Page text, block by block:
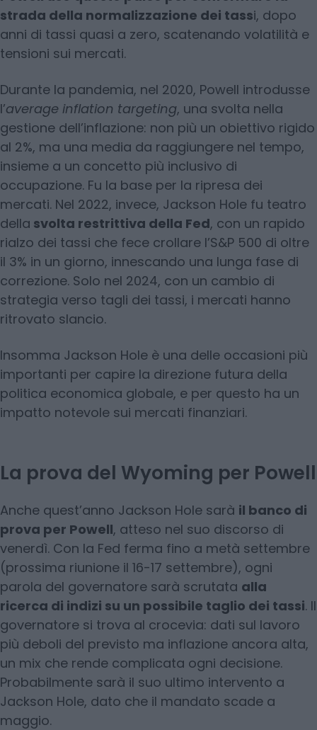
strada della normalizzazione dei tassi, dopo
anni di tassi quasi a zero, scatenando volatilità e
tensioni sui mercati.
Durante la pandemia, nel 2020, Powell introdusse
l’average inflation targeting, una svolta nella
gestione dell’inflazione: non più un obiettivo rigido
al 2%, ma una media da raggiungere nel tempo,
insieme a un concetto più inclusivo di
occupazione. Fu la base per la ripresa dei
mercati. Nel 2022, invece, Jackson Hole fu teatro
della svolta restrittiva della Fed, con un rapido
rialzo dei tassi che fece crollare l’S&P 500 di oltre
il 3% in un giorno, innescando una lunga fase di
correzione. Solo nel 2024, con un cambio di
strategia verso tagli dei tassi, i mercati hanno
ritrovato slancio.
Insomma Jackson Hole è una delle occasioni più
importanti per capire la direzione futura della
politica economica globale, e per questo ha un
impatto notevole sui mercati finanziari.
La prova del Wyoming per Powell
Anche quest’anno Jackson Hole sarà il banco di
prova per Powell, atteso nel suo discorso di
venerdì. Con la Fed ferma fino a metà settembre
(prossima riunione il 16-17 settembre), ogni
parola del governatore sarà scrutata alla
ricerca di indizi su un possibile taglio dei tassi. Il
governatore si trova al crocevia: dati sul lavoro
più deboli del previsto ma inflazione ancora alta,
un mix che rende complicata ogni decisione.
Probabilmente sarà il suo ultimo intervento a
Jackson Hole, dato che il mandato scade a
maggio.